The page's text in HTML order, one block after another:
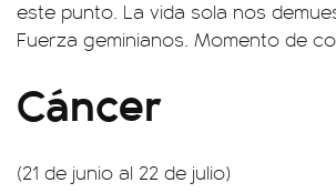
este punto. La vida sola nos
Fuerza geminianos. Momento de
Cáncer
(21 de junio al 22 de julio)